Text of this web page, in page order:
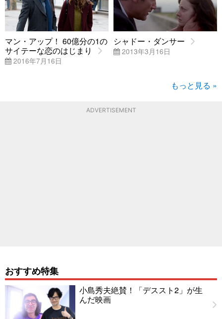
マン・アップ！ 60億分の1の
サイテーな恋のはじまり
2016年7月16日
シャドー・ダンサー
2013年3月16日
もっと見る »
ADVERTISEMENT
おすすめ特集
小島秀夫絶賛！「デススト2」が生
んだ映画